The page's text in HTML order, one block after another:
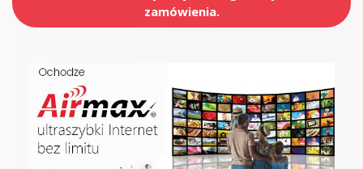
zamówienia.